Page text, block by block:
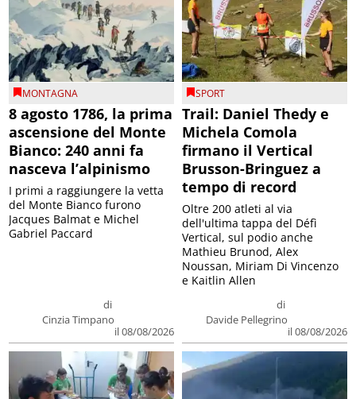
MONTAGNA
8 agosto 1786, la prima
ascensione del Monte
Bianco: 240 anni fa
nasceva l’alpinismo
di
Cinzia Timpano
il 08/08/2026
I primi a raggiungere la vetta
del Monte Bianco furono
Jacques Balmat e Michel
Gabriel Paccard
SPORT
Trail: Daniel Thedy e
Michela Comola
firmano il Vertical
Brusson-Bringuez a
tempo di record
di
Davide Pellegrino
il 08/08/2026
Oltre 200 atleti al via
dell'ultima tappa del Défì
Vertical, sul podio anche
Mathieu Brunod, Alex
Noussan, Miriam Di Vincenzo
e Kaitlin Allen